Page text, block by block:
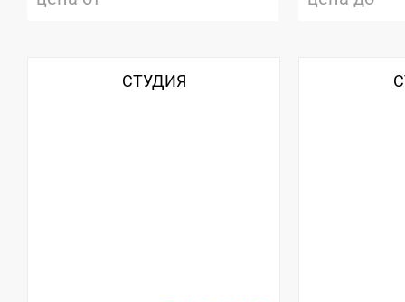
СТУДИЯ